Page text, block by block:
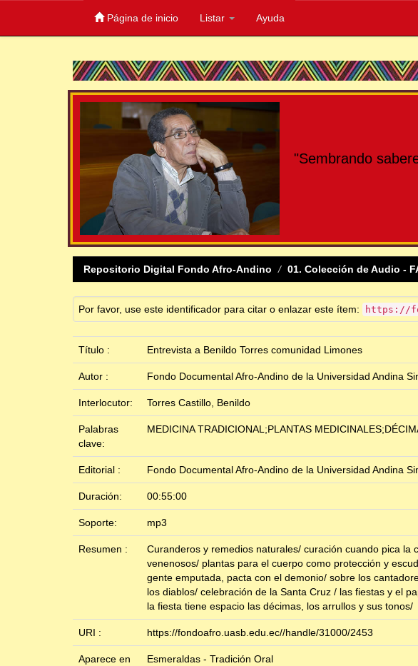
Página de inicio Listar Ayuda
"Sembrando
Repositorio Digital Fondo Afro-Andino 01. Colección de Audio -
Por favor, use este identificador para citar o enlazar este ítem: https://
Título : Entrevista a Benildo Torres comunidad Limones
Autor : Fondo Documental Afro-Andino de la Universidad Andina
Interlocutor: Torres Castillo, Benildo
Palabras
clave:
MEDICINA TRADICIONAL;PLANTAS
Editorial : Fondo Documental Afro-Andino de la Universidad Andina
Duración: 00:55:00
Soporte: mp3
Resumen :
Curanderos y remedios naturales/ curación cuando pica
venenosos/ plantas para el cuerpo como protección y
gente emputada, pacta con el demonio/ sobre los
los diablos/ celebración de la Santa Cruz / las fiestas y el
la fiesta tiene espacio las décimas, los arrullos y sus tonos/
URI : https://fondoafro.uasb.edu.ec//handle/31000/2453
Aparece en
Esmeraldas - Tradición Oral